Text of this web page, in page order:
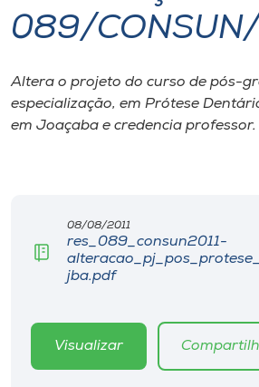
I.nova
Diplomados
Biblioteca
Rádio
089/CONSUN/
Altera o projeto do curso de pós-
especialização, em Prótese
em Joaçaba e credencia professor.
08/08/2011
res_089_consun2011-
jba.pdf
Visualizar